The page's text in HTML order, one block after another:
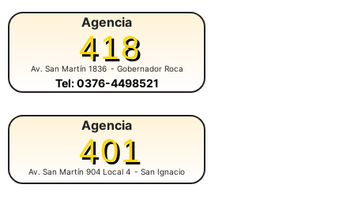
Agencia
418
Av. San Martín 1836 - Gobernador Roca
Tel: 0376-4498521
Agencia
401
Av. San Martín 904 Local 4 - San Ignacio